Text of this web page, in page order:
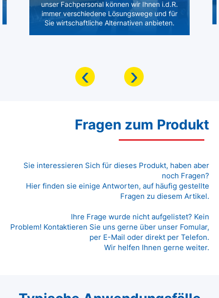
unser Fachpersonal können wir Ihnen i.d.R.
immer verschiedene Lösungswege und für
Sie wirtschaftliche Alternativen anbieten.
‹ ›
Fragen zum Produkt
Sie interessieren Sich für dieses Produkt, haben aber
noch Fragen?
Hier finden sie einige Antworten, auf häufig gestellte
Fragen zu diesem Artikel.
Ihre Frage wurde nicht aufgelistet? Kein
Problem! Kontaktieren Sie uns gerne über unser Fomular,
per E-Mail oder direkt per Telefon.
Wir helfen Ihnen gerne weiter.